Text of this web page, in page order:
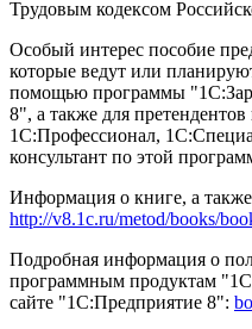
Трудовым кодексом
Особый интерес пособие
которые ведут или
помощью программы
8", а также для
1С:Профессионал,
консультант по этой
Информация о книге, а
http://v8.1c.ru/metod/books/
Подробная информация о
программным продуктам
сайте "1С:Предприятие 8":